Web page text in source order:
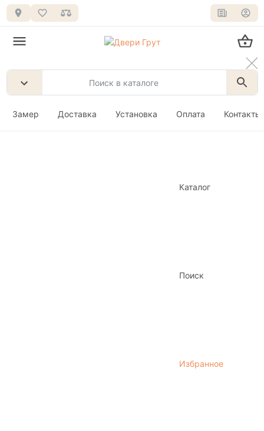
Замер Доставка Установка Оплата Контакты
Каталог
Поиск
Избранное